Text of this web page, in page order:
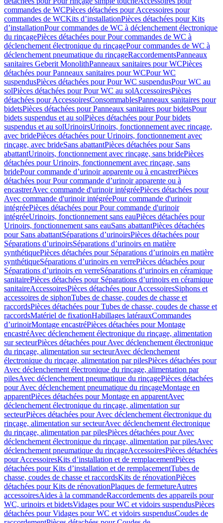
commandes de WCPièces détachées pour Accessoires pour
commandes de WCKits d’installationPièces détachées pour Kits
d’installationPour commandes de WC à déclenchement électronique
du rinçagePièces détachées pour Pour commandes de WC à
déclenchement électronique du rinçagePour commandes de WC à
déclenchement pneumatique du rinçageRaccordementsPanneaux
sanitaires Geberit MonolithPanneaux sanitaires pour WCPièces
détachées pour Panneaux sanitaires pour WCPour WC
suspendusPièces détachées pour Pour WC suspendusPour WC au
solPièces détachées pour Pour WC au solAccessoiresPièces
détachées pour AccessoiresConsommablesPanneaux sanitaires pour
bidetsPièces détachées pour Panneaux sanitaires pour bidetsPour
bidets suspendus et au solPièces détachées pour Pour bidets
suspendus et au solUrinoirsUrinoirs, fonctionnement avec rinçage,
avec bridePièces détachées pour Urinoirs, fonctionnement avec
rinçage, avec brideSans abattantPièces détachées pour Sans
abattantUrinoirs, fonctionnement avec rinçage, sans bridePièces
détachées pour Urinoirs, fonctionnement avec rinçage, sans
bridePour commande d’urinoir apparente ou à encastrerPièces
détachées pour Pour commande d’urinoir apparente ou à
encastrerAvec commande d'urinoir intégréePièces détachées pour
Avec commande d'urinoir intégréePour commande d'urinoir
intégréePièces détachées pour Pour commande d'urinoir
intégréeUrinoirs, fonctionnement sans eauPièces détachées pour
Urinoirs, fonctionnement sans eauSans abattantPièces détachées
pour Sans abattantSéparations d’urinoirsPièces détachées pour
Séparations d’urinoirsSéparations d’urinoirs en matière
synthétiquePièces détachées pour Séparations d’urinoirs en matière
synthétiqueSéparations d’urinoirs en verrePièces détachées pour
Séparations d’urinoirs en verreSéparations d’urinoirs en céramique
sanitairePièces détachées pour Séparations d’urinoirs en céramique
sanitaireAccessoiresPièces détachées pour AccessoiresSiphons et
accessoires de siphonTubes de chasse, coudes de chasse et
raccordsPièces détachées pour Tubes de chasse, coudes de chasse et
raccordsMatériel de fixationHabillages latérauxCommandes
dʼurinoirMontage encastréPièces détachées pour Montage
encastréAvec déclenchement électronique du rinçage, alimentation
sur secteurPièces détachées pour Avec déclenchement électronique
du rinçage, alimentation sur secteurAvec déclenchement
électronique du rinçage, alimentation par pilesPièces détachées pour
Avec déclenchement électronique du rinçage, alimentation par
pilesAvec déclenchement pneumatique du rinçagePièces détachées
pour Avec déclenchement pneumatique du rinçageMontage en
apparentPièces détachées pour Montage en apparentAvec
déclenchement électronique du rinçage, alimentation sur
secteurPièces détachées pour Avec déclenchement électronique du
rinçage, alimentation sur secteurAvec déclenchement électronique
du rinçage, alimentation par pilesPièces détachées pour Avec
déclenchement électronique du rinçage, alimentation par pilesAvec
déclenchement pneumatique du rinçageAccessoiresPièces détachées
pour AccessoiresKits d’installation et de remplacementPièces
détachées pour Kits d’installation et de remplacementTubes de
chasse, coudes de chasse et raccordsKits de rénovationPièces
détachées pour Kits de rénovationPlaques de fermetureAutres
accessoiresAides à la commandeRaccordements des appareils pour
WC, urinoirs et bidetsVidages pour WC et vidoirs suspendusPièces
détachées pour Vidages pour WC et vidoirs suspendusCoudes de